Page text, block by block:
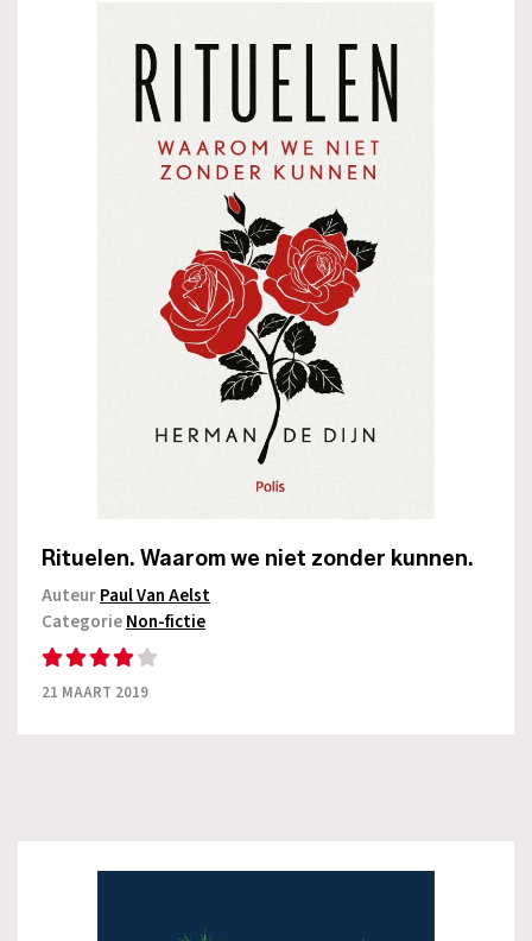
Rituelen. Waarom we niet zonder kunnen.
AuteurPaul Van Aelst
CategorieNon-fictie
21 MAART 2019